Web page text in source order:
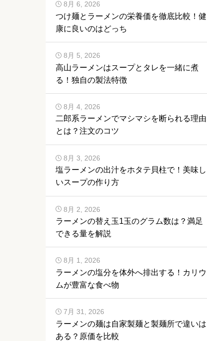
つけ麺とラーメンの栄養価を徹底比較！健
康に良いのはどっち
8月 6, 2026
高山ラーメンはスープとタレを一緒に煮
る！独自の製法特徴
8月 5, 2026
二郎系ラーメンでマシマシを断られる理由
とは？注文のコツ
8月 4, 2026
塩ラーメンの出汁をホタテ貝柱で！美味し
いスープの作り方
8月 3, 2026
ラーメンの替え玉1玉のグラム数は？満足
できる量を解説
8月 2, 2026
ラーメンの塩分を体外へ排出する！カリウ
ムが豊富な食べ物
8月 1, 2026
ラーメンの麺は自家製麺と製麺所で違いは
ある？原価を比較
7月 31, 2026